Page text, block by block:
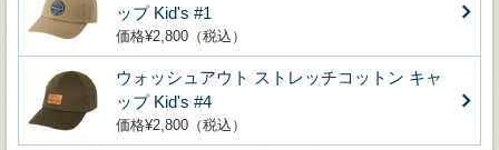
ップ Kid's #1
価格¥2,800（税込）
ウォッシュアウト ストレッチコットン キャ
ップ Kid's #4
価格¥2,800（税込）